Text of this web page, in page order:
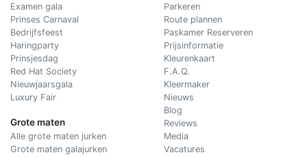
Examen gala
Prinses Carnaval
Bedrijfsfeest
Haringparty
Prinsjesdag
Red Hat Society
Nieuwjaarsgala
Luxury Fair
Grote maten
Alle grote maten jurken
Grote maten galajurken
Parkeren
Route plannen
Paskamer Reserveren
Prijsinformatie
Kleurenkaart
F.A.Q.
Kleermaker
Nieuws
Blog
Reviews
Media
Vacatures